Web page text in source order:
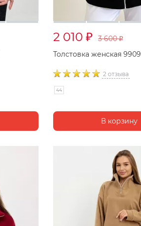
2 010 ₽ 3 600₽
Толстовка женская 9909
2 отзыва
44